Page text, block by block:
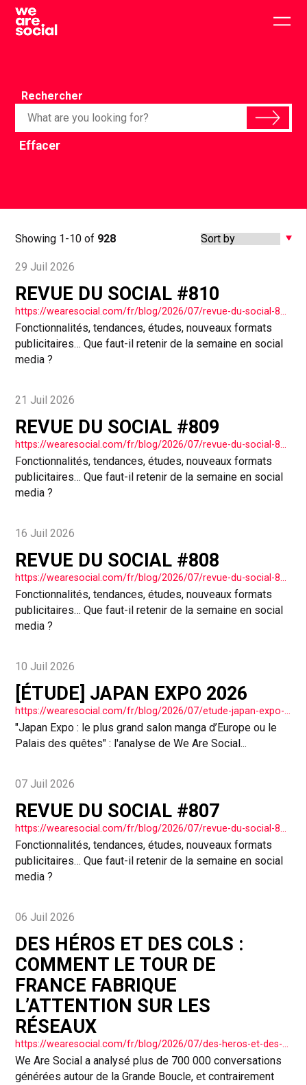
Skip
content
Rechercher
Effacer
Showing 1-10 of 928
29 Juil 2026
REVUE DU SOCIAL #810
Fonctionnalités, tendances, études, nouveaux formats
publicitaires… Que faut-il retenir de la semaine en social
media ?
21 Juil 2026
REVUE DU SOCIAL #809
Fonctionnalités, tendances, études, nouveaux formats
publicitaires… Que faut-il retenir de la semaine en social
media ?
16 Juil 2026
REVUE DU SOCIAL #808
Fonctionnalités, tendances, études, nouveaux formats
publicitaires… Que faut-il retenir de la semaine en social
media ?
10 Juil 2026
[ÉTUDE] JAPAN EXPO 2026
https://wearesocial.com/fr/blog/2026/07/etude-japan-expo-2026/
"Japan Expo : le plus grand salon manga d’Europe ou le
Palais des quêtes" : l'analyse de We Are Social...
07 Juil 2026
REVUE DU SOCIAL #807
https://wearesocial.com/fr/blog/2026/07/revue-du-social-807/
Fonctionnalités, tendances, études, nouveaux formats
publicitaires… Que faut-il retenir de la semaine en social
media ?
06 Juil 2026
DES HÉROS ET DES COLS :
COMMENT LE TOUR DE
FRANCE FABRIQUE
L’ATTENTION SUR LES
RÉSEAUX
https://wearesocial.com/fr/blog/2026/07/des-heros-et-des-cols-comment-le-tour-de-france-fabrique-lattention-sur-les-reseaux/
We Are Social a analysé plus de 700 000 conversations
générées autour de la Grande Boucle, et contrairement